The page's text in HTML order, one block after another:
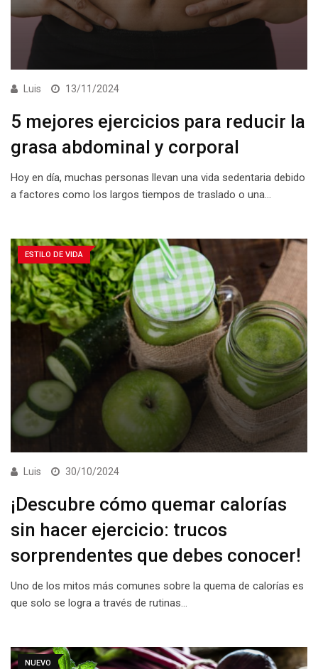
Luis 13/11/2024
5 mejores ejercicios para reducir la
grasa abdominal y corporal
Hoy en día, muchas personas llevan una vida sedentaria debido
a factores como los largos tiempos de traslado o una…
ESTILO DE VIDA
Luis 30/10/2024
¡Descubre cómo quemar calorías
sin hacer ejercicio: trucos
sorprendentes que debes conocer!
Uno de los mitos más comunes sobre la quema de calorías es
que solo se logra a través de rutinas…
NUEVO